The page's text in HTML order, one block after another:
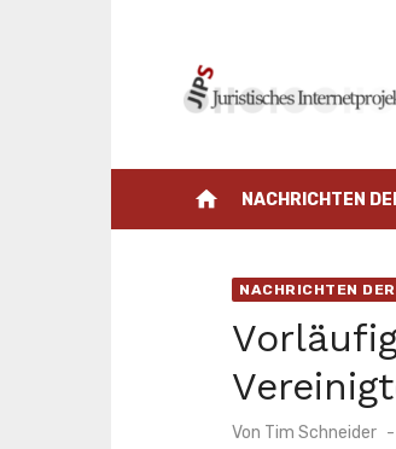
home NACHRICHTEN
NACHRICHTEN DER
Von Tim Schneider